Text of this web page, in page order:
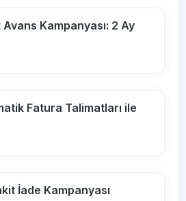
Kampanyası: 2 Ay
Fatura Talimatları ile
İade Kampanyası